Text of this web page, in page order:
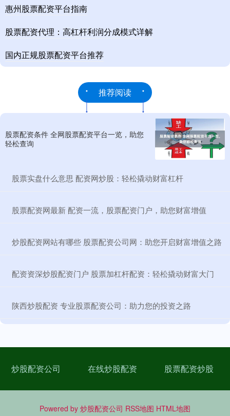
惠州股票配资平台指南
股票配资代理：高杠杆利润分成模式详解
国内正规股票配资平台推荐
推荐阅读
股票配资条件 全网股票配资平台一览，助您
轻松查询
​股票实盘什么意思 配资网炒股：轻松撬动财富杠杆
​股票配资网最新 配资一流，股票配资门户，助您财富增值
​炒股配资网站有哪些 股票配资公司网：助您开启财富增值之路
​配资资深炒股配资门户 股票加杠杆配资：轻松撬动财富大门
​陕西炒股配资 专业股票配资公司：助力您的投资之路
炒股配资公司 在线炒股配资 股票配资炒股
Powered by 炒股配资公司 RSS地图 HTML地图